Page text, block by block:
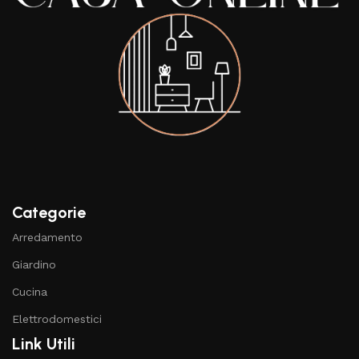
Categorie
Arredamento
Giardino
Cucina
Elettrodomestici
Link Utili